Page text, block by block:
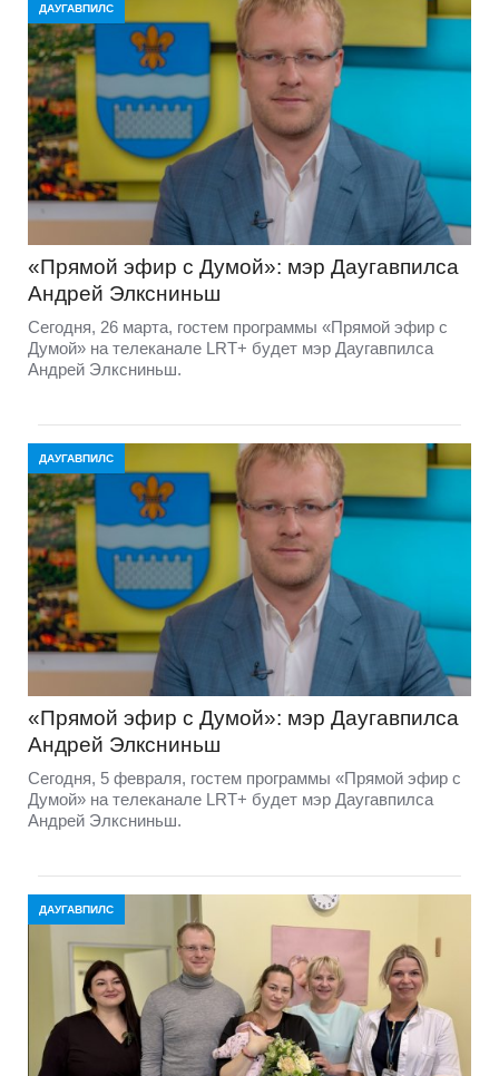
ДАУГАВПИЛС
«Прямой эфир с Думой»: мэр Даугавпилса
Андрей Элксниньш
Сегодня, 26 марта, гостем программы «Прямой эфир с
Думой» на телеканале LRT+ будет мэр Даугавпилса
Андрей Элксниньш.
ДАУГАВПИЛС
«Прямой эфир с Думой»: мэр Даугавпилса
Андрей Элксниньш
Сегодня, 5 февраля, гостем программы «Прямой эфир с
Думой» на телеканале LRT+ будет мэр Даугавпилса
Андрей Элксниньш.
ДАУГАВПИЛС